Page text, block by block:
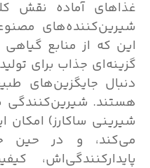
غذاهای آماده نقش
شیرین‌کننده‌های
این که از منابع
گزینه‌ای جذاب برای
دنبال جایگزین‌های
شیرینی ساکارز) امکان
می‌کند، و در حین
پایدارکنندگی‌اش،